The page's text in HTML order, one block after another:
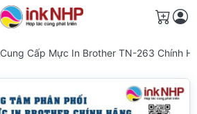
Giỏ
Cung Cấp Mực In Brother TN-263 Chính